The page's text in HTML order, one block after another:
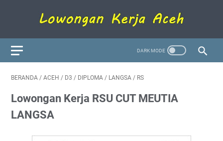
BERANDA / ACEH / D3 / DIPLOMA / LANGSA / RS
Lowongan Kerja RSU CUT MEUTIA
LANGSA